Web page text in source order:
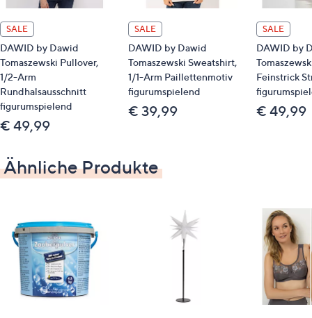
2 Kerzenständer
Auf einen Blick
Design: uni matt
Farbe: creme
Maße
1. Kerzenständer: ca. 15 (Höhe) x 7,15 x 7,15 cm
2. Kerzenständer: ca. 18 (Höhe) x 8,6 x 8,6 cm
Keramik
Pflege
trocken abstauben
SALE
DAWID by Dawid
Tomaszewski Pullover,
1/2-Arm
Rundhalsausschnitt
figurumspielend
€ 49,99
SALE
DAWID by Dawid
Tomaszewski Sweatshirt,
1/1-Arm Paillettenmotiv
figurumspielend
€ 39,99
SALE
DAWID by
Feinstrick
€ 49,99
Ähnliche Produkte